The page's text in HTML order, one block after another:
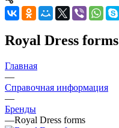
Royal Dress forms
Главная
—
Справочная информация
—
Бренды
—Royal Dress forms